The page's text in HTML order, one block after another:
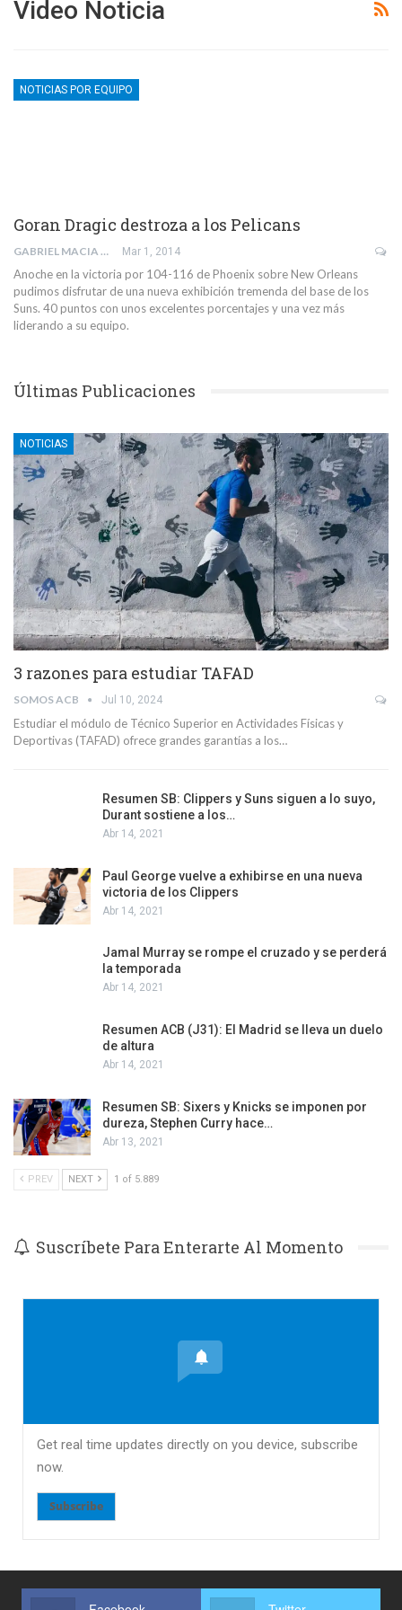
Video Noticia
NOTICIAS POR EQUIPO
Goran Dragic destroza a los Pelicans
GABRIEL MACIA DIAZ Mar 1, 2014
Anoche en la victoria por 104-116 de Phoenix sobre New Orleans
pudimos disfrutar de una nueva exhibición tremenda del base de los
Suns. 40 puntos con unos excelentes porcentajes y una vez más
liderando a su equipo.
Últimas Publicaciones
NOTICIAS
3 razones para estudiar TAFAD
SOMOS ACB Jul 10, 2024
Estudiar el módulo de Técnico Superior en Actividades Físicas y
Deportivas (TAFAD) ofrece grandes garantías a los…
Resumen SB: Clippers y Suns siguen a lo suyo,
Durant sostiene a los…
Abr 14, 2021
Paul George vuelve a exhibirse en una nueva
victoria de los Clippers
Abr 14, 2021
Jamal Murray se rompe el cruzado y se perderá
la temporada
Abr 14, 2021
Resumen ACB (J31): El Madrid se lleva un duelo
de altura
Abr 14, 2021
Resumen SB: Sixers y Knicks se imponen por
dureza, Stephen Curry hace…
Abr 13, 2021
PREV NEXT 1 of 5.889
Suscríbete Para Enterarte Al Momento
Get real time updates directly on you device, subscribe
now.
Subscribe